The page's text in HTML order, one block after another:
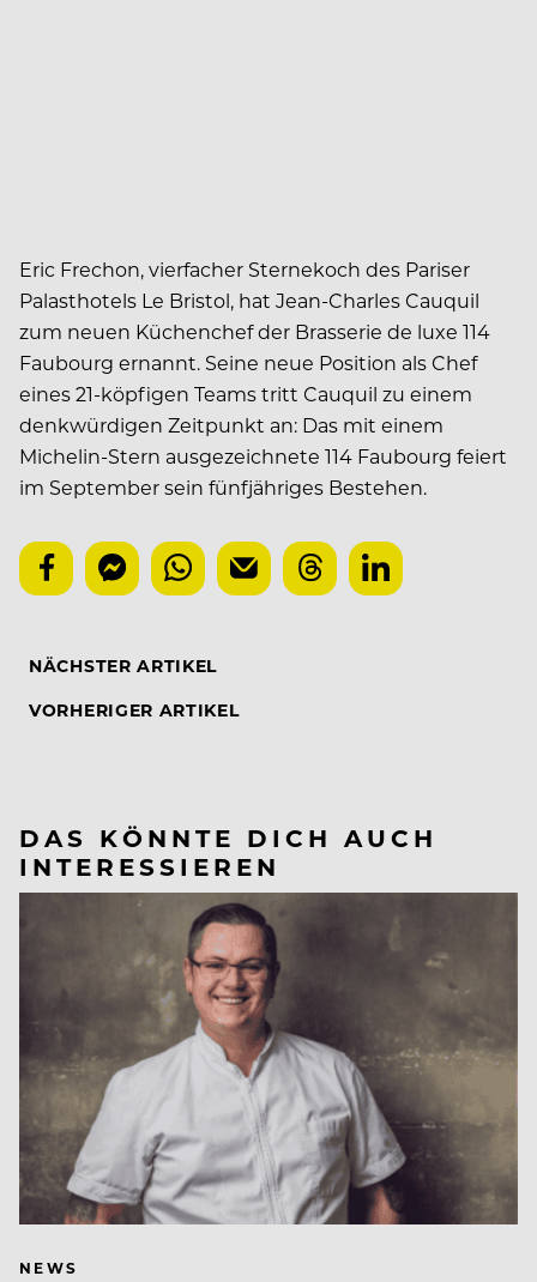
Eric Frechon, vierfacher Sternekoch des Pariser
Palasthotels Le Bristol, hat Jean-Charles Cauquil
zum neuen Küchenchef der Brasserie de luxe 114
Faubourg ernannt. Seine neue Position als Chef
eines 21-köpfigen Teams tritt Cauquil zu einem
denkwürdigen Zeitpunkt an: Das mit einem
Michelin-Stern ausgezeichnete 114 Faubourg feiert
im September sein fünfjähriges Bestehen.
NÄCHSTER ARTIKEL
VORHERIGER ARTIKEL
DAS KÖNNTE DICH AUCH
INTERESSIEREN
NEWS